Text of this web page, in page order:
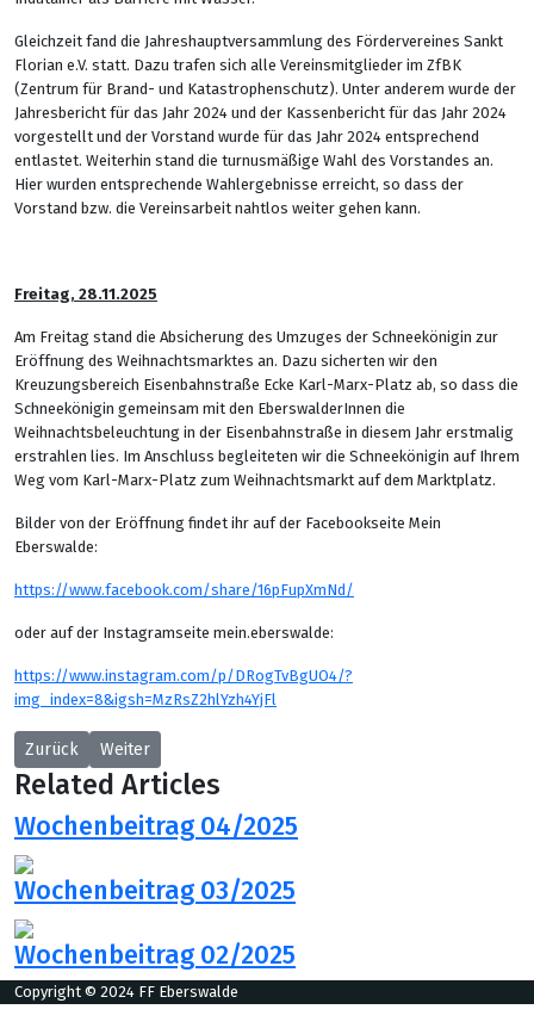
Gleichzeit fand die Jahreshauptversammlung des Fördervereines Sankt
Florian e.V. statt. Dazu trafen sich alle Vereinsmitglieder im ZfBK
(Zentrum für Brand- und Katastrophenschutz). Unter anderem wurde der
Jahresbericht für das Jahr 2024 und der Kassenbericht für das Jahr 2024
vorgestellt und der Vorstand wurde für das Jahr 2024 entsprechend
entlastet. Weiterhin stand die turnusmäßige Wahl des Vorstandes an.
Hier wurden entsprechende Wahlergebnisse erreicht, so dass der
Vorstand bzw. die Vereinsarbeit nahtlos weiter gehen kann.
Freitag, 28.11.2025
Am Freitag stand die Absicherung des Umzuges der Schneekönigin zur
Eröffnung des Weihnachtsmarktes an. Dazu sicherten wir den
Kreuzungsbereich Eisenbahnstraße Ecke Karl-Marx-Platz ab, so dass die
Schneekönigin gemeinsam mit den EberswalderInnen die
Weihnachtsbeleuchtung in der Eisenbahnstraße in diesem Jahr erstmalig
erstrahlen lies. Im Anschluss begleiteten wir die Schneekönigin auf Ihrem
Weg vom Karl-Marx-Platz zum Weihnachtsmarkt auf dem Marktplatz.
Bilder von der Eröffnung findet ihr auf der Facebookseite Mein
Eberswalde:
https://www.facebook.com/share/16pFupXmNd/
oder auf der Instagramseite mein.eberswalde:
https://www.instagram.com/p/DRogTvBgUO4/?
img_index=8&igsh=MzRsZ2hlYzh4YjFl
Vorheriger Beitrag: Wochenbeitrag 49/2025
Zurück Nächster Beitrag: Wochenbeitrag 47/2025
Weiter
Related Articles
Wochenbeitrag 04/2025
Wochenbeitrag 03/2025
Wochenbeitrag 02/2025
Copyright © 2024 FF Eberswalde